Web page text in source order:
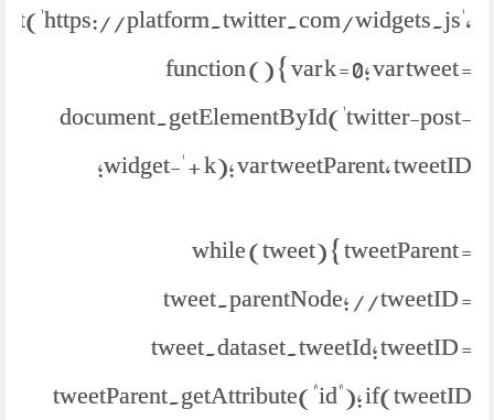
platform.twitter.com/widgets.js',
function () { var k = 0; var tweet =
document.getElementById('twitter-post-
widget-' + k); var tweetParent, tweetID;
while (tweet) { tweetParent =
tweet.parentNode; //tweetID =
tweet.dataset.tweetId; tweetID =
tweetParent.getAttribute("id"); if(tweetID